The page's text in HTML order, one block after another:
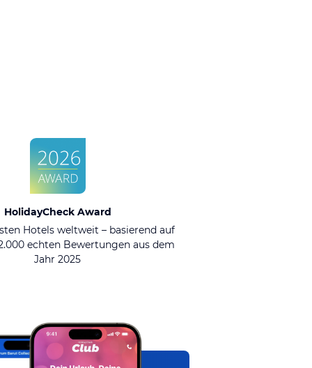
HolidayCheck Award
Hotels weltweit – basierend auf
echten Bewertungen aus dem
Jahr 2025